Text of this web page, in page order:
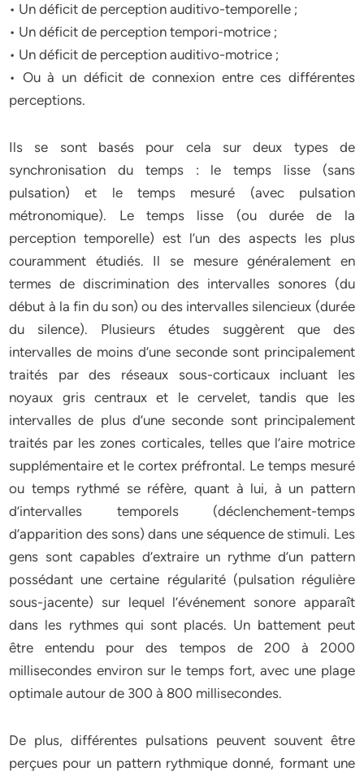
• Un déficit de perception auditivo-temporelle ;
• Un déficit de perception tempori-motrice ;
• Un déficit de perception auditivo-motrice ;
• Ou à un déficit de connexion entre ces différentes
perceptions.
Ils se sont basés pour cela sur deux types de
synchronisation du temps : le temps lisse (sans
pulsation) et le temps mesuré (avec pulsation
métronomique). Le temps lisse (ou durée de la
perception temporelle) est l’un des aspects les plus
couramment étudiés. Il se mesure généralement en
termes de discrimination des intervalles sonores (du
début à la fin du son) ou des intervalles silencieux (durée
du silence). Plusieurs études suggèrent que des
intervalles de moins d’une seconde sont principalement
traités par des réseaux sous-corticaux incluant les
noyaux gris centraux et le cervelet, tandis que les
intervalles de plus d’une seconde sont principalement
traités par les zones corticales, telles que l’aire motrice
supplémentaire et le cortex préfrontal. Le temps mesuré
ou temps rythmé se réfère, quant à lui, à un pattern
d’intervalles temporels (déclenchement-temps
d’apparition des sons) dans une séquence de stimuli. Les
gens sont capables d’extraire un rythme d’un pattern
possédant une certaine régularité (pulsation régulière
sous-jacente) sur lequel l’événement sonore apparaît
dans les rythmes qui sont placés. Un battement peut
être entendu pour des tempos de 200 à 2000
millisecondes environ sur le temps fort, avec une plage
optimale autour de 300 à 800 millisecondes.
De plus, différentes pulsations peuvent souvent être
perçues pour un pattern rythmique donné, formant une